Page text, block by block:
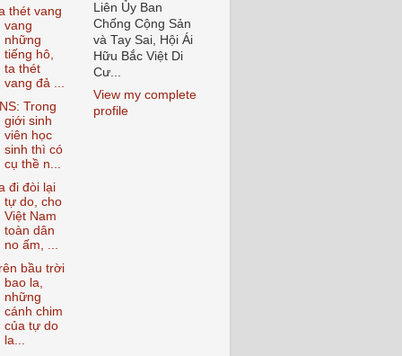
thét vang
vang
những
tiếng hô,
ta thét
vang đả ...
Trong
giới sinh
viên học
sinh thì có
cụ thề n...
đi đòi lại
tự do, cho
Việt Nam
toàn dân
no ấm, ...
bầu trời
bao la,
những
cánh chim
của tự do
la...
Liên Ủy Ban
Chống Cộng Sản
và Tay Sai, Hội Ái
Hữu Bắc Việt Di
Cư...
View my complete
profile